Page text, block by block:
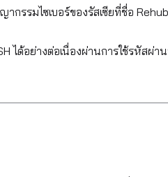
รรมไซเบอร์ของรัสเซียที่ชื่อ
ได้อย่างต่อเนื่องผ่านการใช้รหัสผ่า